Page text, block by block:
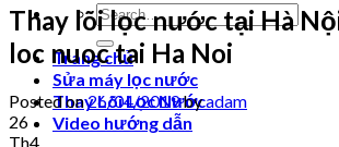
Search
for:
Trang chủ
Sửa máy lọc nước
Thay Lõi Lọc Nước
Video hướng dẫn
Thay lõi lọc nước tại Hà
loc nuoc tai Ha Noi
Posted on26/04/2019byadam
26
Th4